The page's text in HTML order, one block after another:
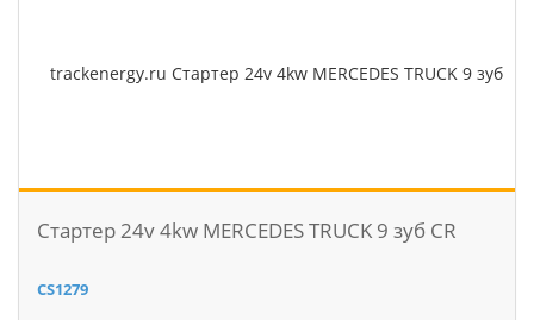
Стартер 24v 4kw MERCEDES TRUCK 9 зуб CR
CS1279